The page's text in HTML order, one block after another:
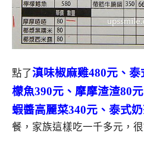
點了滇味椒麻雞480元、
檬魚390元、摩摩渣渣80
蝦醬高麗菜340元、泰式
餐，家族這樣吃一千多元，